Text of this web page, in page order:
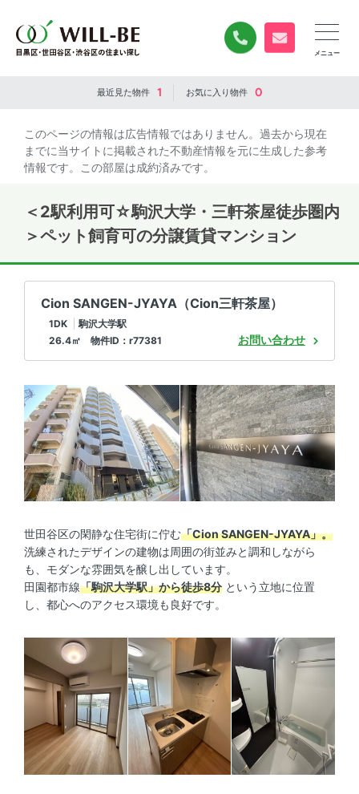
0120-840-834
無料お問い合
最近見た物件 1 お気に入り物件 0
このページの情報は広告情報ではありません。過去から現在
までに当サイトに掲載された不動産情報を元に生成した参考
情報です。この部屋は成約済みです。
＜2駅利用可☆駒沢大学・三軒茶屋徒歩圏内
＞ペット飼育可の分譲賃貸マンション
Cion SANGEN-JYAYA（Cion三軒茶屋）
1DK
駒沢大学駅
26.4㎡ 物件ID：r77381
お問い合わせ
世田谷区の閑静な住宅街に佇む「Cion SANGEN-JYAYA」。
洗練されたデザインの建物は周囲の街並みと調和しながら
も、モダンな雰囲気を醸し出しています。
田園都市線「駒沢大学駅」から徒歩8分 という立地に位置
し、都心へのアクセス環境も良好です。